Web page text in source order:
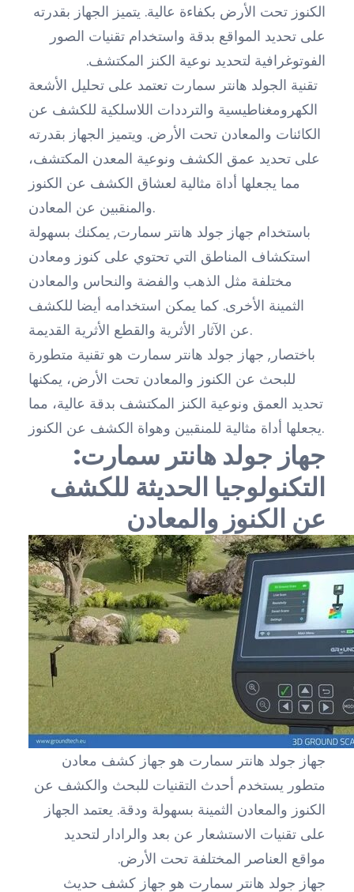
الكنوز تحت الأرض بكفاءة عالية. يتميز الجهاز بقدرته
على تحديد المواقع بدقة واستخدام تقنيات الصور
الفوتوغرافية لتحديد نوعية الكنز المكتشف.
تقنية الجولد هانتر سمارت تعتمد على تحليل الأشعة
الكهرومغناطيسية والترددات اللاسلكية للكشف عن
الكائنات والمعادن تحت الأرض. ويتميز الجهاز بقدرته
على تحديد عمق الكشف ونوعية المعدن المكتشف،
مما يجعلها أداة مثالية لعشاق الكشف عن الكنوز
والمنقبين عن المعادن.
باستخدام جهاز جولد هانتر سمارت, يمكنك بسهولة
استكشاف المناطق التي تحتوي على كنوز ومعادن
مختلفة مثل الذهب والفضة والنحاس والمعادن
الثمينة الأخرى. كما يمكن استخدامه أيضا للكشف
عن الآثار الأثرية والقطع الأثرية القديمة.
باختصار, جهاز جولد هانتر سمارت هو تقنية متطورة
للبحث عن الكنوز والمعادن تحت الأرض، يمكنها
تحديد العمق ونوعية الكنز المكتشف بدقة عالية، مما
يجعلها أداة مثالية للمنقبين وهواة الكشف عن الكنوز.
جهاز جولد هانتر سمارت:
التكنولوجيا الحديثة للكشف
عن الكنوز والمعادن
جهاز جولد هانتر سمارت هو جهاز كشف معادن
متطور يستخدم أحدث التقنيات للبحث والكشف عن
الكنوز والمعادن الثمينة بسهولة ودقة. يعتمد الجهاز
على تقنيات الاستشعار عن بعد والرادار لتحديد
مواقع العناصر المختلفة تحت الأرض.
جهاز جولد هانتر سمارت هو جهاز كشف حديث